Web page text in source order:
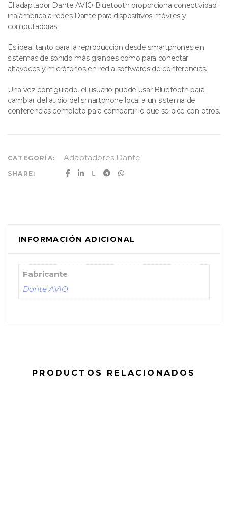
El adaptador Dante AVIO Bluetooth proporciona conectividad
inalámbrica a redes Dante para dispositivos móviles y
computadoras.
Es ideal tanto para la reproducción desde smartphones en
sistemas de sonido más grandes como para conectar
altavoces y micrófonos en red a softwares de conferencias.
Una vez configurado, el usuario puede usar Bluetooth para
cambiar del audio del smartphone local a un sistema de
conferencias completo para compartir lo que se dice con otros.
CATEGORÍA: Adaptadores Dante
SHARE:
INFORMACIÓN ADICIONAL
Fabricante
Dante AVIO
PRODUCTOS RELACIONADOS